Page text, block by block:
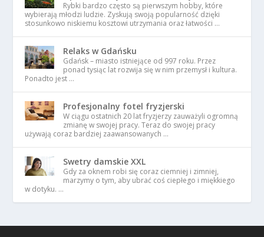
Rybki bardzo często są pierwszym hobby, które
wybierają młodzi ludzie. Zyskują swoją popularność dzięki
stosunkowo niskiemu kosztowi utrzymania oraz łatwości …
Relaks w Gdańsku
Gdańsk – miasto istniejące od 997 roku. Przez
ponad tysiąc lat rozwija się w nim przemysł i kultura.
Ponadto jest …
Profesjonalny fotel fryzjerski
W ciągu ostatnich 20 lat fryzjerzy zauważyli ogromną
zmianę w swojej pracy. Teraz do swojej pracy
używają coraz bardziej zaawansowanych …
Swetry damskie XXL
Gdy za oknem robi się coraz ciemniej i zimniej,
marzymy o tym, aby ubrać coś ciepłego i miękkiego
w dotyku. …